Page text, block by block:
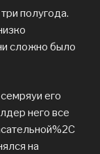
полугода.
сложно было
его
него все
на